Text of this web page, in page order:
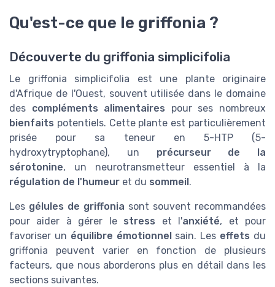
Qu'est-ce que le griffonia ?
Découverte du griffonia simplicifolia
Le griffonia simplicifolia est une plante originaire
d'Afrique de l'Ouest, souvent utilisée dans le domaine
des compléments alimentaires pour ses nombreux
bienfaits potentiels. Cette plante est particulièrement
prisée pour sa teneur en 5-HTP (5-
hydroxytryptophane), un précurseur de la
sérotonine, un neurotransmetteur essentiel à la
régulation de l'humeur et du sommeil .
Les gélules de griffonia sont souvent recommandées
pour aider à gérer le stress et l'anxiété, et pour
favoriser un équilibre émotionnel sain. Les effets du
griffonia peuvent varier en fonction de plusieurs
facteurs, que nous aborderons plus en détail dans les
sections suivantes.